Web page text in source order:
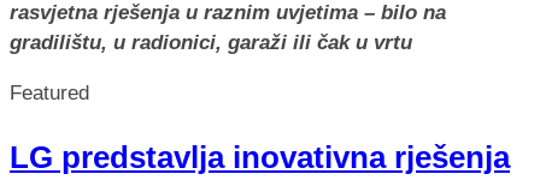
rasvjetna rješenja u raznim uvjetima – bilo na
gradilištu, u radionici, garaži ili čak u vrtu
Featured
LG predstavlja inovativna rješenja